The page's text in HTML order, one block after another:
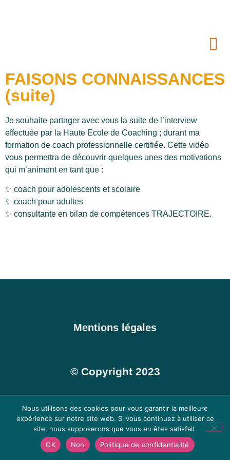
FAISONS CONNAISSANCES
(suite)
Je souhaite partager avec vous la suite de l’interview
effectuée par la Haute Ecole de Coaching ; durant ma
formation de coach professionnelle certifiée. Cette vidéo
vous permettra de découvrir quelques unes des motivations
qui m’animent en tant que :
✨ coach pour adolescents et scolaire
✨ coach pour adultes
✨ consultante en bilan de compétences TRAJECTOIRE.
Mentions légales
© Copyright 2023
Nous utilisons des cookies pour vous garantir la meilleure
expérience sur notre site web. Si vous continuez à utiliser ce
site, nous supposerons que vous en êtes satisfait.
OK
Non Politique de confidentialité